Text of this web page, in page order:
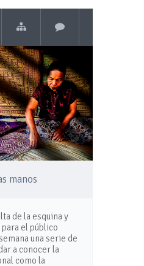
manos
de la esquina y
el público
una serie de
a conocer la
como la